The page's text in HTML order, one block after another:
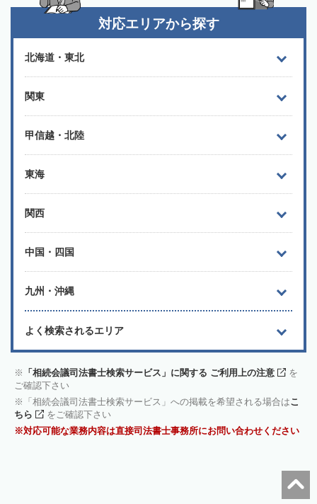
対応エリアから探す
北海道・東北
関東
甲信越・北陸
東海
関西
中国・四国
九州・沖縄
よく検索されるエリア
「相続会議司法書士検索サービス」に関する ご利用上の注意
を
ご確認下さい
「相続会議司法書士検索サービス」への掲載を希望される場合はこ
ちら
をご確認下さい
対応可能な業務内容は直接司法書士事務所にお問い合わせください